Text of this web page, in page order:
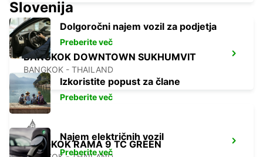
BANGKOK DOWNTOWN SUKHUMVIT
BANGKOK - THAILAND
BANGKOK RAMA 9 TC GREEN
Slovenija
Dolgoročni najem vozil za podjetja
Preberite več
Izkoristite popust za člane
Preberite več
Najem električnih vozil
Preberite več